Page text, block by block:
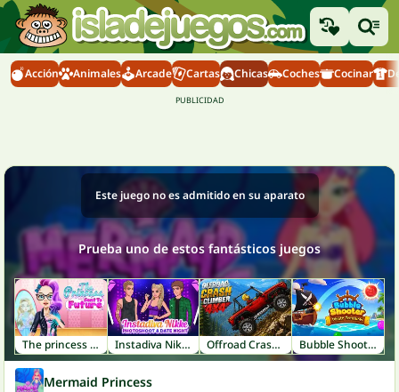
Acción Animales Arcade Cartas Chicas Coches Cocinar
Este juego no es admitido en su aparato
Prueba uno de estos fantásticos juegos
The princess Sent to Future Instadiva Nikke Photoshoot and Date Night Offroad Crash Climber 4X4 Bubble Shooter: Pirate Treasures
Mermaid Princess